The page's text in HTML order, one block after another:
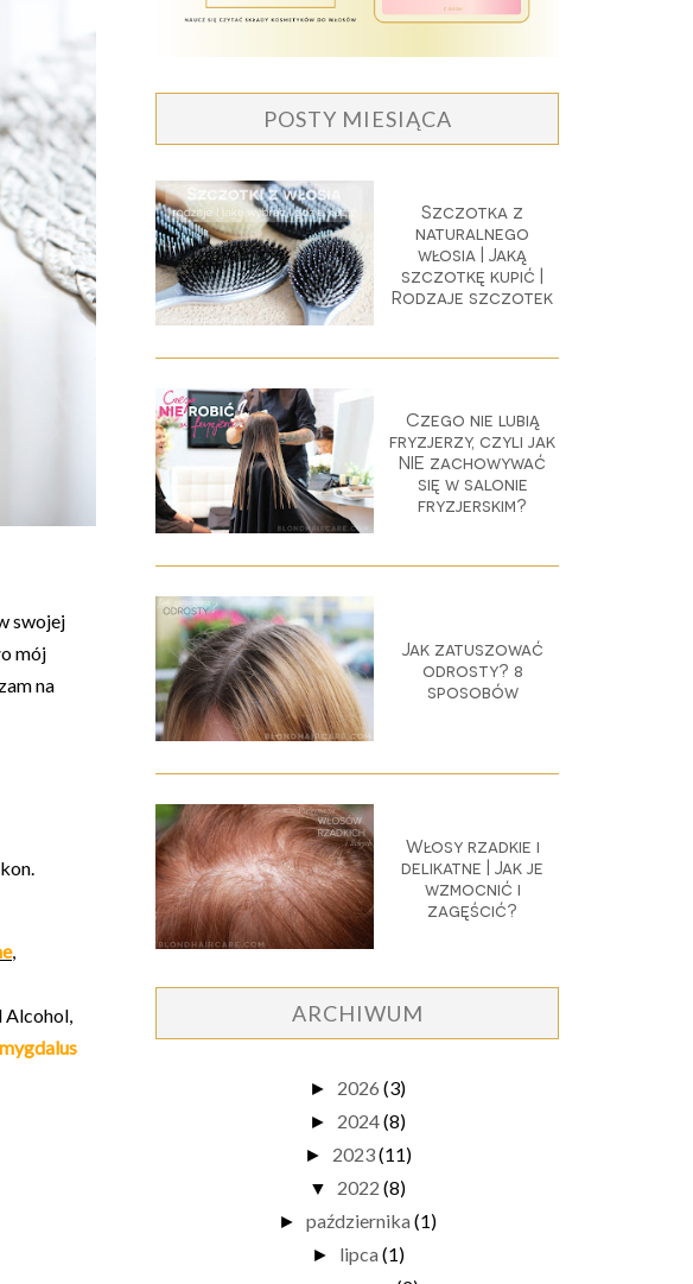
swojej
mój
na
,
Alcohol,
POSTY MIESIĄCA
Szczotka z
naturalnego
włosia | Jaką
szczotkę kupić |
Rodzaje szczotek
Czego nie lubią
fryzjerzy, czyli jak
NIE zachowywać
się w salonie
fryzjerskim?
Jak zatuszować
odrosty? 8
sposobów
Włosy rzadkie i
delikatne | Jak je
wzmocnić i
zagęścić?
ARCHIWUM
► 2026 (3)
► 2024(8)
► 2023(11)
▼ 2022 (8)
► października (1)
► lipca (1)